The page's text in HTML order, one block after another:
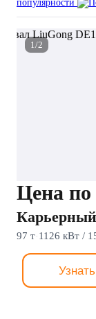
популярности
1/2
Цена по
97 т· 1126 кВт /